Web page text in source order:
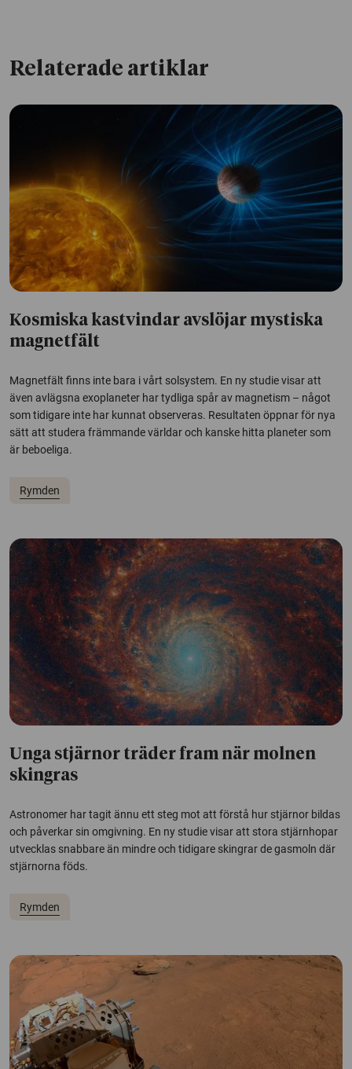
Relaterade artiklar
Kosmiska kastvindar avslöjar mystiska
magnetfält
Magnetfält finns inte bara i vårt solsystem. En ny studie visar att
även avlägsna exoplaneter har tydliga spår av magnetism – något
som tidigare inte har kunnat observeras. Resultaten öppnar för nya
sätt att studera främmande världar och kanske hitta planeter som
är beboeliga.
Rymden
Unga stjärnor träder fram när molnen
skingras
Astronomer har tagit ännu ett steg mot att förstå hur stjärnor bildas
och påverkar sin omgivning. En ny studie visar att stora stjärnhopar
utvecklas snabbare än mindre och tidigare skingrar de gasmoln där
stjärnorna föds.
Rymden